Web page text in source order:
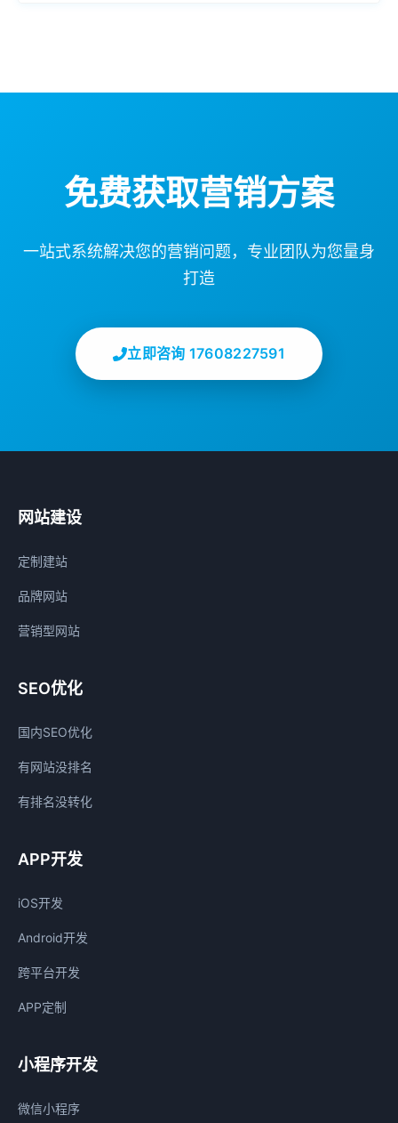
免费获取营销方案
一站式系统解决您的营销问题，专业团队为您量身
打造
立即咨询 17608227591
网站建设
定制建站
品牌网站
营销型网站
SEO优化
国内SEO优化
有网站没排名
有排名没转化
APP开发
iOS开发
Android开发
跨平台开发
APP定制
小程序开发
微信小程序